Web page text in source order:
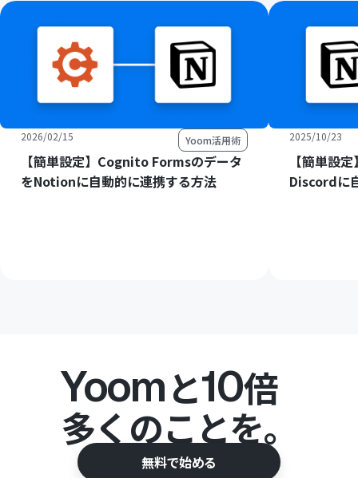
2026/02/15 Yoom活用術
【簡単設定】Cognito Formsのデータ
をNotionに自動的に連携する方法
2025/10/23
【簡単設
Discordに
Yoomと10倍
多くのことを。
無料で始める